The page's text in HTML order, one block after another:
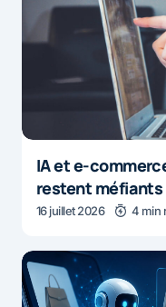
IA et e-
restent méfiants
16 juillet 2026 4 min